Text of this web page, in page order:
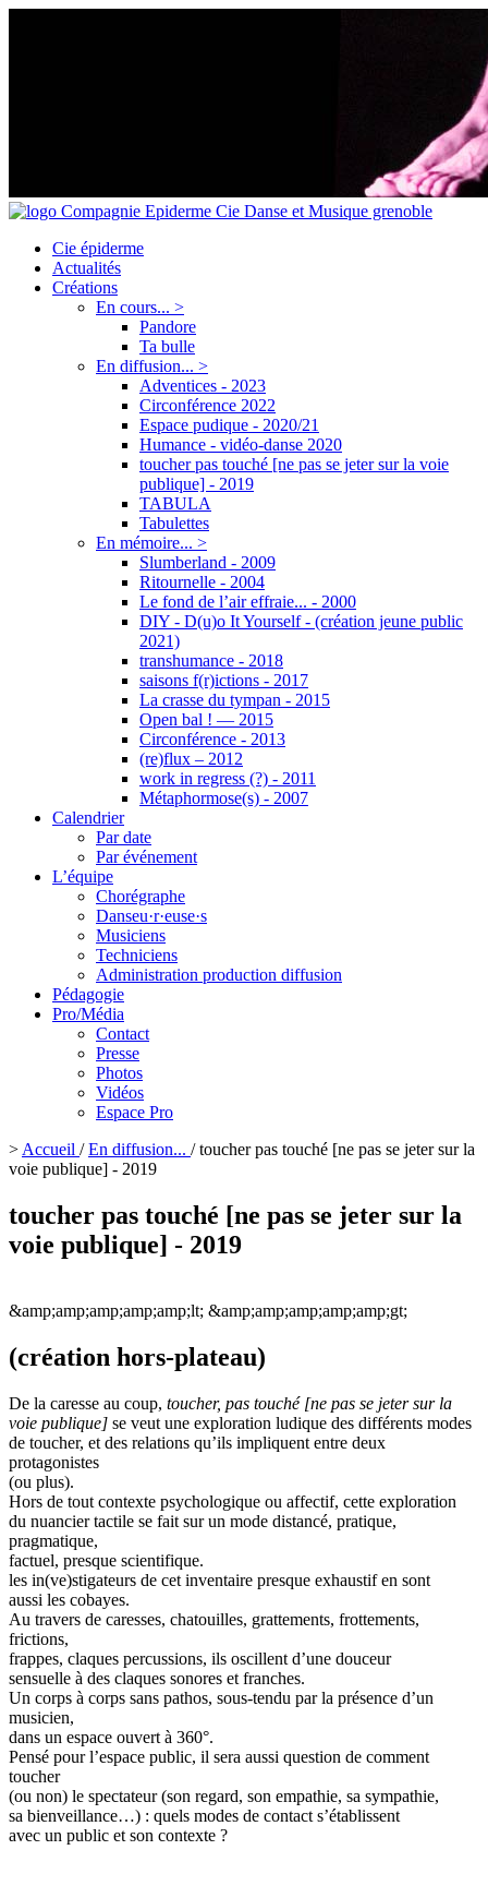
Cie épiderme
Actualités
Créations
En cours... >
Pandore
Ta bulle
En diffusion... >
Adventices - 2023
Circonférence 2022
Espace pudique - 2020/21
Humance - vidéo-danse 2020
toucher pas touché [ne pas se jeter sur la voie
publique] - 2019
TABULA
Tabulettes
En mémoire... >
Slumberland - 2009
Ritournelle - 2004
Le fond de l’air effraie... - 2000
DIY - D(u)o It Yourself - (création jeune public
2021)
transhumance - 2018
saisons f(r)ictions - 2017
La crasse du tympan - 2015
Open bal ! — 2015
Circonférence - 2013
(re)flux – 2012
work in regress (?) - 2011
Métaphormose(s) - 2007
Calendrier
Par date
Par événement
L’équipe
Chorégraphe
Danseu·r·euse·s
Musiciens
Techniciens
Administration production diffusion
Pédagogie
Pro/Média
Contact
Presse
Photos
Vidéos
Espace Pro
> Accueil /En diffusion... /toucher pas touché [ne pas se jeter sur la
voie publique] - 2019
toucher pas touché [ne pas se jeter sur la
voie publique] - 2019
&amp;amp;amp;amp;amp;lt; &amp;amp;amp;amp;amp;gt;
(création hors-plateau)
De la caresse au coup, toucher, pas touché [ne pas se jeter sur la
voie publique] se veut une exploration ludique des différents modes
de toucher, et des relations qu’ils impliquent entre deux
protagonistes
(ou plus).
Hors de tout contexte psychologique ou affectif, cette exploration
du nuancier tactile se fait sur un mode distancé, pratique,
pragmatique,
factuel, presque scientifique.
les in(ve)stigateurs de cet inventaire presque exhaustif en sont
aussi les cobayes.
Au travers de caresses, chatouilles, grattements, frottements,
frictions,
frappes, claques percussions, ils oscillent d’une douceur
sensuelle à des claques sonores et franches.
Un corps à corps sans pathos, sous-tendu par la présence d’un
musicien,
dans un espace ouvert à 360°.
Pensé pour l’espace public, il sera aussi question de comment
toucher
(ou non) le spectateur (son regard, son empathie, sa sympathie,
sa bienveillance…) : quels modes de contact s’établissent
avec un public et son contexte ?